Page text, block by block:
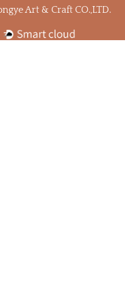
Art & Craft CO.,LTD.